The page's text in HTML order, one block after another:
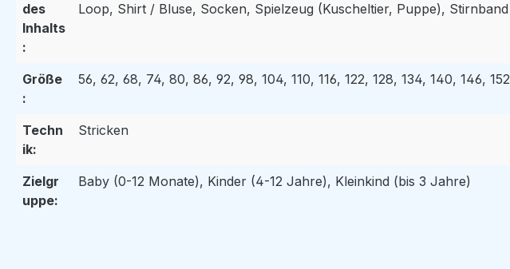
des
Inhalts
:
Loop, Shirt / Bluse, Socken, Spielzeug (Kuscheltier, Puppe), Stirnband
Größe
:
56, 62, 68, 74, 80, 86, 92, 98, 104, 110, 116, 122, 128, 134, 140, 146, 152
Techn
ik:
Stricken
Zielgr
uppe:
Baby (0-12 Monate), Kinder (4-12 Jahre), Kleinkind (bis 3 Jahre)